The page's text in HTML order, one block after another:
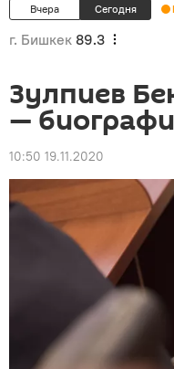
Вчера Сегодня
г. Бишкек 89.3
Зулпиев
—
10:50 19.11.2020